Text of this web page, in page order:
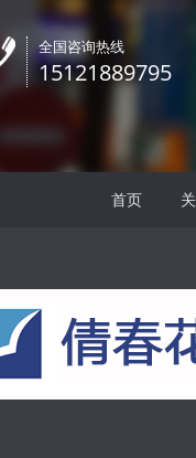
全国咨询热线
15121889795
首页